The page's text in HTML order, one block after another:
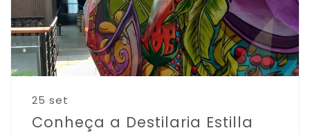
25 set
Conheça a Destilaria Estilla